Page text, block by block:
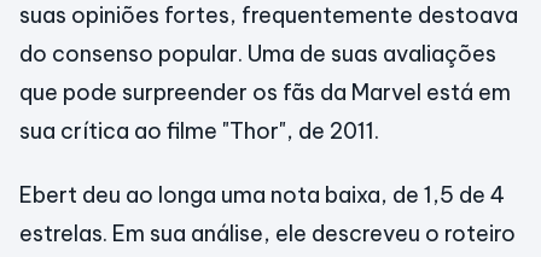
suas opiniões fortes, frequentemente destoava
do consenso popular. Uma de suas avaliações
que pode surpreender os fãs da Marvel está em
sua crítica ao filme "Thor", de 2011.
Ebert deu ao longa uma nota baixa, de 1,5 de 4
estrelas. Em sua análise, ele descreveu o roteiro